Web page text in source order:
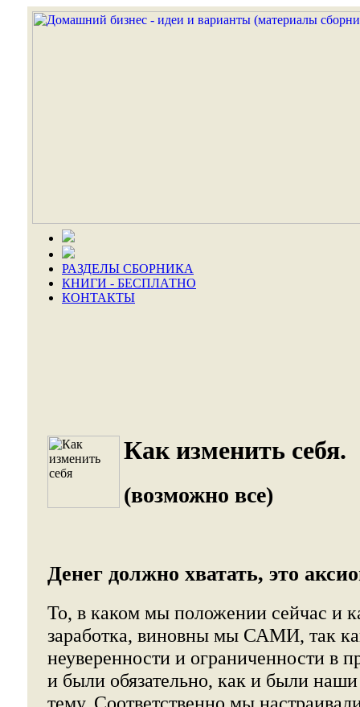
РАЗДЕЛЫ СБОРНИКА
КНИГИ - БЕСПЛАТНО
КОНТАКТЫ
Как изменить себя.
(возможно все)
Денег должно хватать, это
То, в каком мы положении сейчас и
заработка, виновны мы САМИ, так
неуверенности и ограниченности в
и были обязательно, как и были наши
тему. Соответственно мы